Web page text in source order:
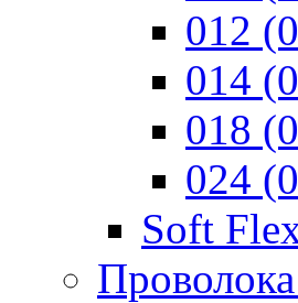
012
014
018
024
Soft